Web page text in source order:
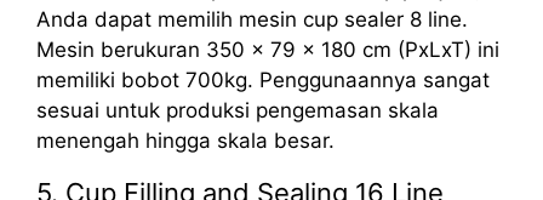
Anda dapat memilih mesin cup sealer 8 line.
Mesin berukuran 350 x 79 x 180 cm (PxLxT) ini
memiliki bobot 700kg. Penggunaannya sangat
sesuai untuk produksi pengemasan skala
menengah hingga skala besar.
5. Cup Filling and Sealing 16 Line